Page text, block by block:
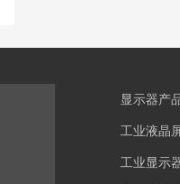
显示器产
工业液晶
工业显示